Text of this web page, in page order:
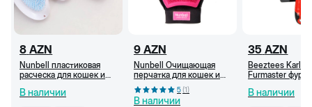
8 AZN
Nunbell пластиковая
расческа для кошек и
В наличии
9 AZN
Nunbell Очищающая
перчатка для кошек и
собак, Красный
5(1)
В наличии
35 AZN
Beeztees Karlie
Furmaster
В наличии